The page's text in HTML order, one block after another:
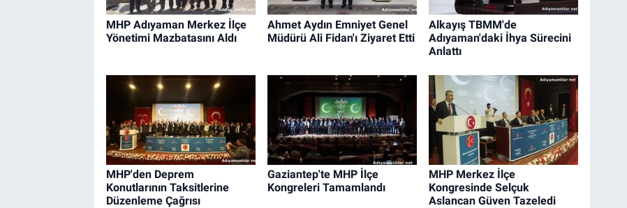
MHP Adıyaman Merkez İlçe
Yönetimi Mazbatasını Aldı
Ahmet Aydın Emniyet Genel
Müdürü Ali Fidan'ı Ziyaret Etti
Alkayış TBMM'de
Adıyaman'daki İhya Sürecini
Anlattı
MHP'den Deprem
Konutlarının Taksitlerine
Düzenleme Çağrısı
Gaziantep'te MHP İlçe
Kongreleri Tamamlandı
MHP Merkez İlçe
Kongresinde Selçuk
Aslancan Güven Tazeledi